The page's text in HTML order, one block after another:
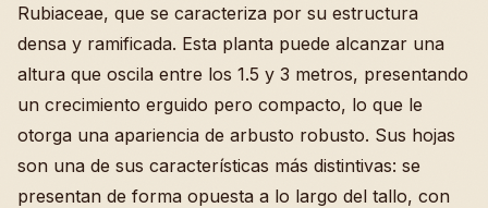
Rubiaceae, que se caracteriza por su estructura
densa y ramificada. Esta planta puede alcanzar una
altura que oscila entre los 1.5 y 3 metros, presentando
un crecimiento erguido pero compacto, lo que le
otorga una apariencia de arbusto robusto. Sus hojas
son una de sus características más distintivas: se
presentan de forma opuesta a lo largo del tallo, con